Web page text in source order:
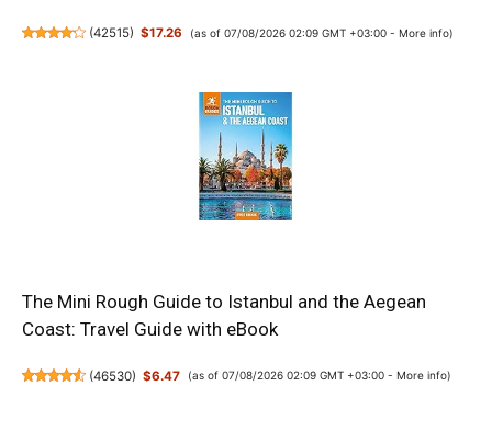
(42515) $17.26 (as of 07/08/2026 02:09 GMT +03:00 - More info)
The Mini Rough Guide to Istanbul and the Aegean
Coast: Travel Guide with eBook
(46530) $6.47 (as of 07/08/2026 02:09 GMT +03:00 - More info)